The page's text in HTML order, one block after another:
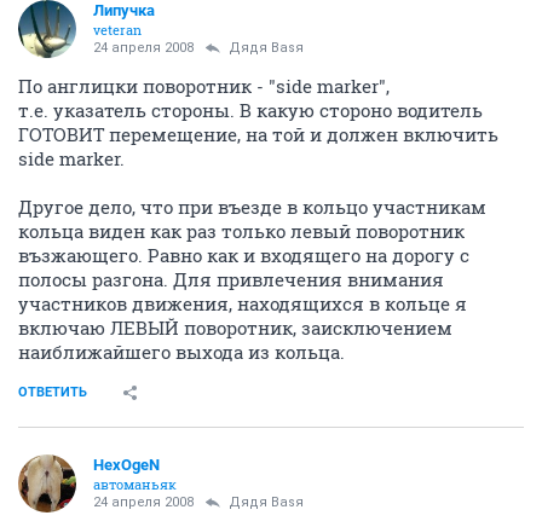
Липучка
veteran
24 апреля 2008 Дядя Ваsя
По англицки поворотник - "side marker",
т.е. указатель стороны. В какую стороно водитель
ГОТОВИТ перемещение, на той и должен включить
side marker.
Другое дело, что при въезде в кольцо участникам
кольца виден как раз только левый поворотник
възжающего. Равно как и входящего на дорогу с
полосы разгона. Для привлечения внимания
участников движения, находящихся в кольце я
включаю ЛЕВЫЙ поворотник, заисключением
наиближайшего выхода из кольца.
ОТВЕТИТЬ
HexOgeN
автоманьяк
24 апреля 2008 Дядя Ваsя